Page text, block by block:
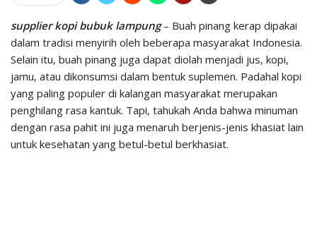
supplier kopi bubuk lampung– Buah pinang kerap dipakai
dalam tradisi menyirih oleh beberapa masyarakat Indonesia.
Selain itu, buah pinang juga dapat diolah menjadi jus, kopi,
jamu, atau dikonsumsi dalam bentuk suplemen. Padahal kopi
yang paling populer di kalangan masyarakat merupakan
penghilang rasa kantuk. Tapi, tahukah Anda bahwa minuman
dengan rasa pahit ini juga menaruh berjenis-jenis khasiat lain
untuk kesehatan yang betul-betul berkhasiat.